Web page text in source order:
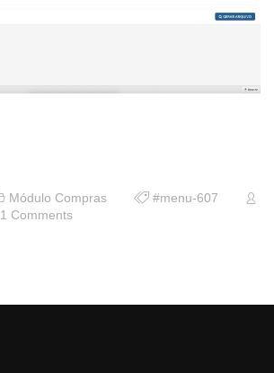
Módulo Compras
#menu-607
1 Comments